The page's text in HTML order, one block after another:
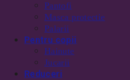
Pantofi
Masca protectie
Palarii
Pentru copii
Hainute
Jucarii
Reduceri